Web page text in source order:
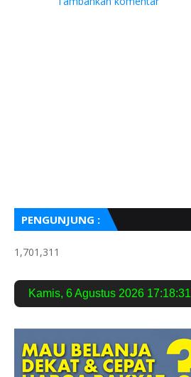
PENGUNJUNG :
1,701,311
Kamis, 6 Agustus 2026 17:18:32